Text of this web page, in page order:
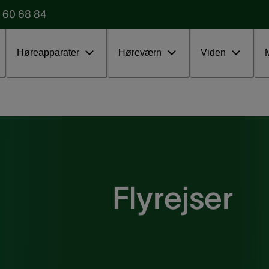
60 68 84
Høreapparater Høreværn Viden
Udfyld vores formular Test
Flyrejser